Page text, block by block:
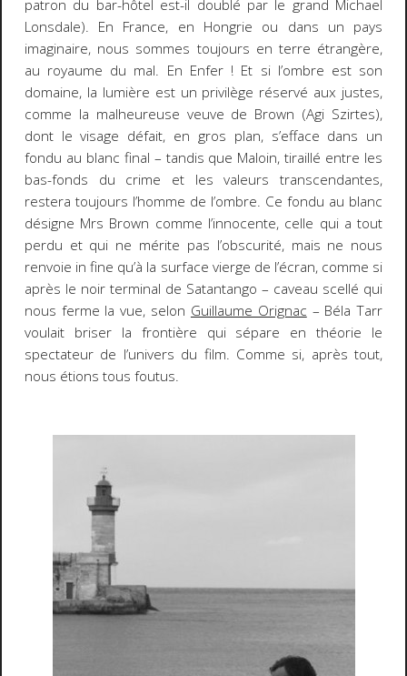
patron du bar-hôtel est-il doublé par le grand Michael
Lonsdale). En France, en Hongrie ou dans un pays
imaginaire, nous sommes toujours en terre étrangère,
au royaume du mal. En Enfer ! Et si l’ombre est son
domaine, la lumière est un privilège réservé aux justes,
comme la malheureuse veuve de Brown (Agi Szirtes),
dont le visage défait, en gros plan, s’efface dans un
fondu au blanc final – tandis que Maloin, tiraillé entre les
bas-fonds du crime et les valeurs transcendantes,
restera toujours l’homme de l’ombre. Ce fondu au blanc
désigne Mrs Brown comme l’innocente, celle qui a tout
perdu et qui ne mérite pas l’obscurité, mais ne nous
renvoie in fine qu’à la surface vierge de l’écran, comme si
après le noir terminal de Satantango– caveau scellé qui
nous ferme la vue, selon Guillaume Orignac – Béla Tarr
voulait briser la frontière qui sépare en théorie le
spectateur de l’univers du film. Comme si, après tout,
nous étions tous foutus.